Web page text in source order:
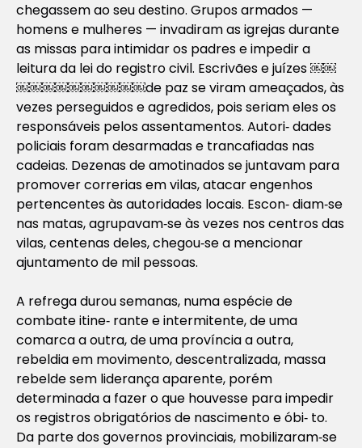
chegassem ao seu destino. Grupos armados —
homens e mulheres — invadiram as igrejas durante
as missas para intimidar os padres e impedir a
leitura da lei do registro civil. Escrivães e juízes ￼￼
￼￼￼￼￼￼￼￼￼￼de paz se viram ameaçados, às
vezes perseguidos e agredidos, pois seriam eles os
responsáveis pelos assentamentos. Autori‐ dades
policiais foram desarmadas e trancafiadas nas
cadeias. Dezenas de amotinados se juntavam para
promover correrias em vilas, atacar engenhos
pertencentes às autoridades locais. Escon‐ diam‐se
nas matas, agrupavam‐se às vezes nos centros das
vilas, centenas deles, chegou‐se a mencionar
ajuntamento de mil pessoas.
A refrega durou semanas, numa espécie de
combate itine‐ rante e intermitente, de uma
comarca a outra, de uma província a outra,
rebeldia em movimento, descentralizada, massa
rebelde sem liderança aparente, porém
determinada a fazer o que houvesse para impedir
os registros obrigatórios de nascimento e óbi‐ to.
Da parte dos governos provinciais, mobilizaram‐se